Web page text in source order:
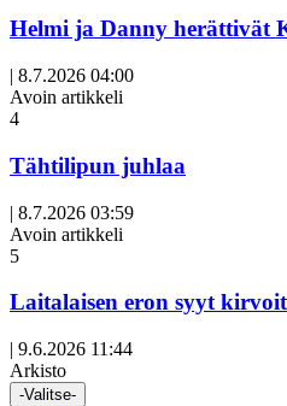
Helmi ja Danny herättivät
| 8.7.2026 04:00
Avoin artikkeli
4
Tähtilipun juhlaa
| 8.7.2026 03:59
Avoin artikkeli
5
Laitalaisen eron syyt
| 9.6.2026 11:44
Arkisto
-Valitse-